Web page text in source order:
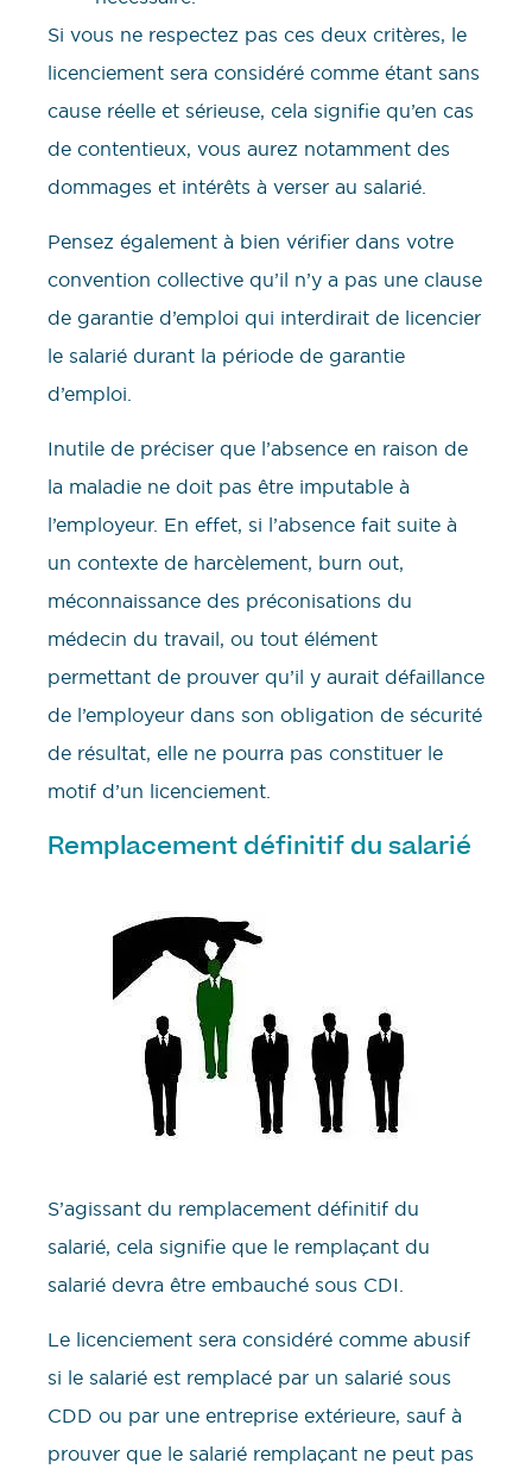
Si vous ne respectez pas ces deux critères, le
licenciement sera considéré comme étant sans
cause réelle et sérieuse, cela signifie qu’en cas
de contentieux, vous aurez notamment des
dommages et intérêts à verser au salarié.
Pensez également à bien vérifier dans votre
convention collective qu’il n’y a pas une clause
de garantie d’emploi qui interdirait de licencier
le salarié durant la période de garantie
d’emploi.
Inutile de préciser que l’absence en raison de
la maladie ne doit pas être imputable à
l’employeur. En effet, si l’absence fait suite à
un contexte de harcèlement, burn out,
méconnaissance des préconisations du
médecin du travail, ou tout élément
permettant de prouver qu’il y aurait défaillance
de l’employeur dans son obligation de sécurité
de résultat, elle ne pourra pas constituer le
motif d’un licenciement.
Remplacement définitif du salarié
S’agissant du remplacement définitif du
salarié, cela signifie que le remplaçant du
salarié devra être embauché sous CDI.
Le licenciement sera considéré comme abusif
si le salarié est remplacé par un salarié sous
CDD ou par une entreprise extérieure, sauf à
prouver que le salarié remplaçant ne peut pas